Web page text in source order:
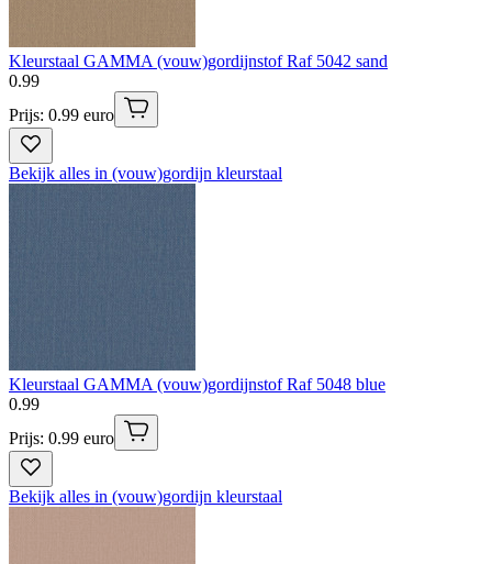
Kleurstaal GAMMA (vouw)gordijnstof Raf 5042 sand
0.99
Prijs: 0.99 euro
Bekijk alles in (vouw)gordijn kleurstaal
Kleurstaal GAMMA (vouw)gordijnstof Raf 5048 blue
0.99
Prijs: 0.99 euro
Bekijk alles in (vouw)gordijn kleurstaal